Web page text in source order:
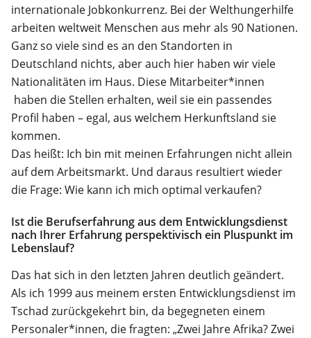
internationale Jobkonkurrenz. Bei der Welthungerhilfe
arbeiten weltweit Menschen aus mehr als 90 Nationen.
Ganz so viele sind es an den Standorten in
Deutschland nichts, aber auch hier haben wir viele
Nationalitäten im Haus. Diese Mitarbeiter*innen
haben die Stellen erhalten, weil sie ein passendes
Profil haben – egal, aus welchem Herkunftsland sie
kommen.
Das heißt: Ich bin mit meinen Erfahrungen nicht allein
auf dem Arbeitsmarkt. Und daraus resultiert wieder
die Frage: Wie kann ich mich optimal verkaufen?
Ist die Berufserfahrung aus dem Entwicklungsdienst
nach Ihrer Erfahrung perspektivisch ein Pluspunkt im
Lebenslauf?
Das hat sich in den letzten Jahren deutlich geändert.
Als ich 1999 aus meinem ersten Entwicklungsdienst im
Tschad zurückgekehrt bin, da begegneten einem
Personaler*innen, die fragten: „Zwei Jahre Afrika? Zwei